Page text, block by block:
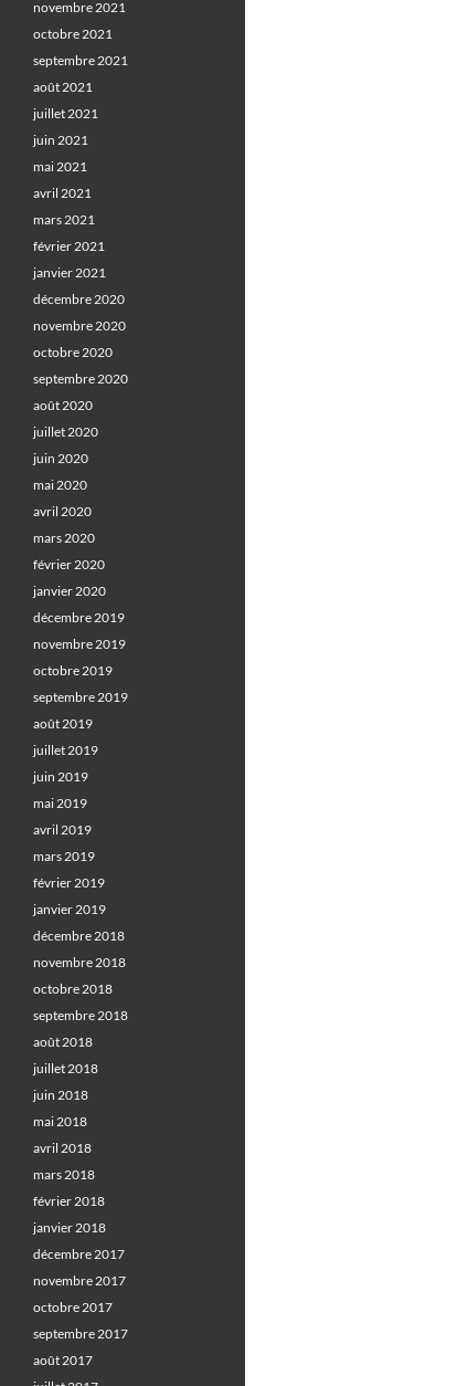
novembre 2021
octobre 2021
septembre 2021
août 2021
juillet 2021
juin 2021
mai 2021
avril 2021
mars 2021
février 2021
janvier 2021
décembre 2020
novembre 2020
octobre 2020
septembre 2020
août 2020
juillet 2020
juin 2020
mai 2020
avril 2020
mars 2020
février 2020
janvier 2020
décembre 2019
novembre 2019
octobre 2019
septembre 2019
août 2019
juillet 2019
juin 2019
mai 2019
avril 2019
mars 2019
février 2019
janvier 2019
décembre 2018
novembre 2018
octobre 2018
septembre 2018
août 2018
juillet 2018
juin 2018
mai 2018
avril 2018
mars 2018
février 2018
janvier 2018
décembre 2017
novembre 2017
octobre 2017
septembre 2017
août 2017